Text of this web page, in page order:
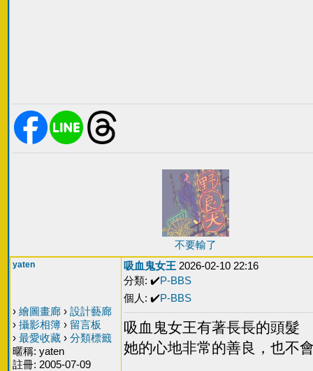
不要輸了
yaten
› 繪圖畫廊 › 設計藝廊
› 攝影相簿 › 留言板
› 最愛收藏 › 分類標籤
暱稱: yaten
註冊: 2005-07-09
吸血鬼女王 2026-02-10 22:16
分類: ✔️P-BBS
個人: ✔️P-BBS
吸血鬼女王有著長長的頭髮
她的心地非常的善良，也不